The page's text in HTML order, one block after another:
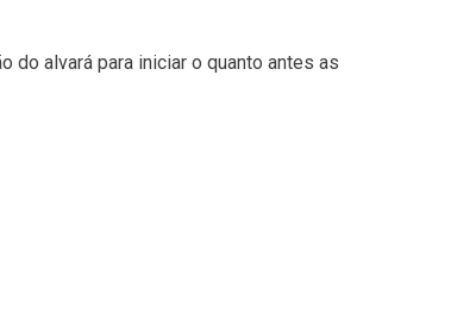
do alvará para iniciar o quanto antes as